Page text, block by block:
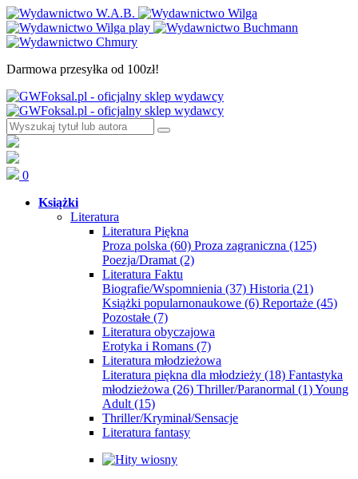
Darmowa przesyłka od 100zł!
0
Książki
Literatura
Literatura Piękna
Proza polska (60) Proza zagraniczna (125)
Poezja/Dramat (2)
Literatura Faktu
Biografie/Wspomnienia (37) Historia (21)
Książki popularnonaukowe (6) Reportaże (45)
Pozostałe (7)
Literatura obyczajowa
Erotyka i Romans (7)
Literatura młodzieżowa
Literatura piękna dla młodzieży (18) Fantastyka
młodzieżowa (26) Thriller/Paranormal (1)Young
Adult (15)
Thriller/Kryminał/Sensacje
Literatura fantasy